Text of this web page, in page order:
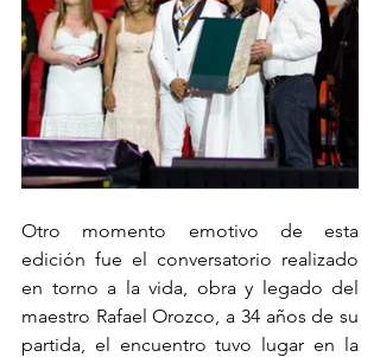
Otro momento emotivo de esta
edición fue el conversatorio realizado
en torno a la vida, obra y legado del
maestro Rafael Orozco, a 34 años de su
partida, el encuentro tuvo lugar en la